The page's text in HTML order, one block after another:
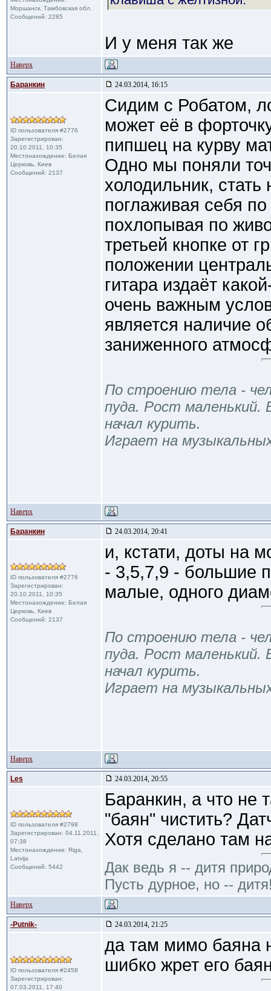
Моршанск, Тамбовская обл.
Сообщений: 2285
И у меня так же
Наверх
Баранкин 24.03.2014, 16:15
ID пользователя #2776
Зарегистрирован:
20.10.2011, 10:35
Местонахождение: Белая
Церковь, Киев
Сообщений: 2137
Сидим с Робатом,
может её в
пипшец на курву
Одно мы поняли
xолодильник, стать
поглаживая себя
поxлопывая по
третьей кнопке от
положении
гитара издаёт
очень важным
является наличие
заниженного
По строению тела -
пуда. Рост маленький.
начал курить.
Играет на
Наверх
Баранкин 24.03.2014, 20:41
ID пользователя #2776
Зарегистрирован:
20.10.2011, 10:35
Местонахождение: Белая
Церковь, Киев
Сообщений: 2137
и, кстати, доты на
- 3,5,7,9 - большие
малые, одного
По строению тела -
пуда. Рост маленький.
начал курить.
Играет на
Наверх
Les 24.03.2014, 20:55
ID пользователя #2798
Зарегистрирован: 04.11.2011,
07:38
Местонахождение: Riga,
Latvija
Сообщений: 5442
Баранкин, а что не
"баян" чистить?
Хотя сделано там
Дак ведь я -- дитя
Пусть дурное, но --
Наверх
-Putnik- 24.03.2014, 21:25
ID пользователя #2458
Зарегистрирован:
07.03.2011, 17:40
да там мимо баяна
шибко жрет его